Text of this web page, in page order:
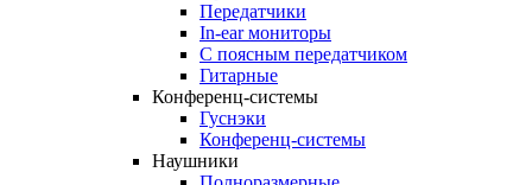
Передатчики
In-ear мониторы
С поясным передатчиком
Гитарные
Конференц-системы
Гуснэки
Конференц-системы
Наушники